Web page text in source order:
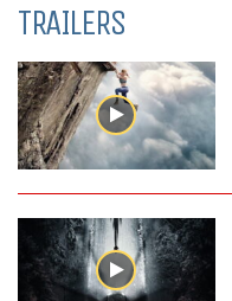
TRAILERS